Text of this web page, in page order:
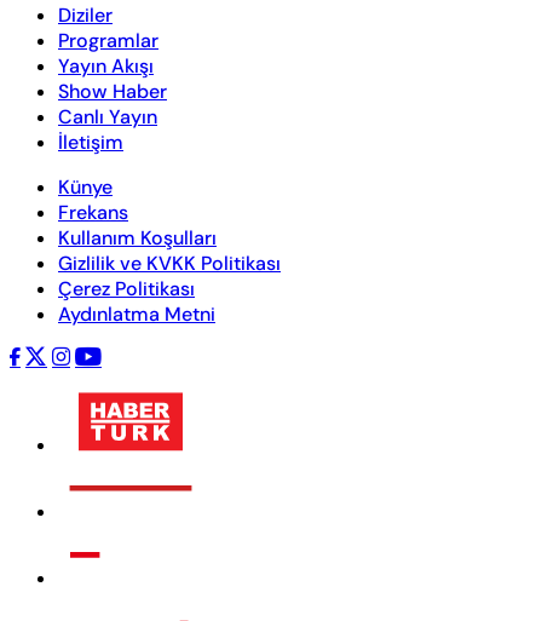
Diziler
Programlar
Yayın Akışı
Show Haber
Canlı Yayın
İletişim
Künye
Frekans
Kullanım Koşulları
Gizlilik ve KVKK Politikası
Çerez Politikası
Aydınlatma Metni